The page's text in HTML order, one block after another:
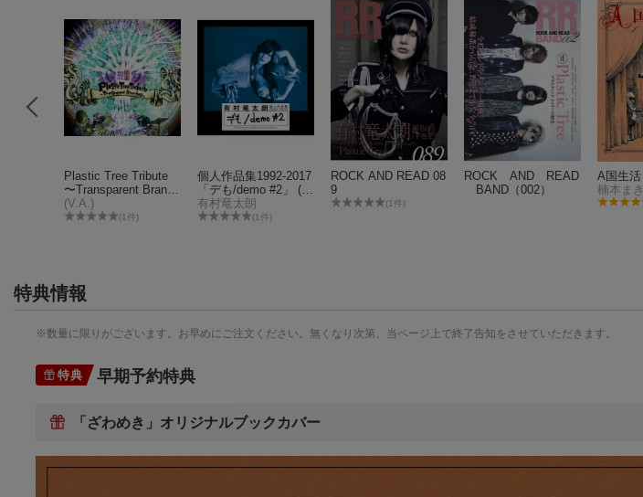
Plastic Tree Tribute
〜Transparent Branch
es〜
(V.A.)
(1件)
個人作品集1992-2017
「デも/demo #2」 (初
回限定盤B CD＋DVD)
有村竜太朗
(1件)
ROCK AND READ 08
9
(1件)
ROCK AND READ
BAND（002）
A国生活
楠本まき
特典情報
※数量に限りがございます。お早めにご注文ください。無くなり次第、当ページ上で終了告知をさせていただきます。
特典 早期予約特典
「ざわめき」オリジナルブックカバー